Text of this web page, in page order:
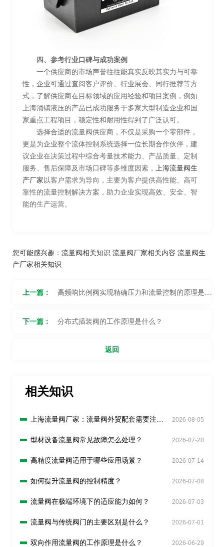
四、参考行业口碑与成功案例
一个供应商的市场声誉往往能真实反映其实力与可靠
性，企业可通过查阅客户评价、行业展会、同行推荐等方
式，了解供应商在目标领域的应用经验和项目案例，例如
上海涌镇液压的产品已成功服务于多家大型制造企业和国
家重点工程项目，稳定性和耐用性得到了广泛认可。
选择合适的流量阀供应商，不仅是采购一个零部件，
更是为企业整个流体控制系统选择一位长期合作伙伴，建
议企业在决策过程中综合考量技术能力、产品质量、定制
服务、售后保障及市场口碑等多维度因素，
上海流量阀生
产厂家以客户需求为导向，主要为客户提供高性能、高可
靠性的流量控制解决方案，助力企业实现高效、安全、智
能的生产运营。
您可能感兴趣： 流量阀相关知识 流量阀厂家相关内容 流量阀生
产厂家相关知识
上一篇： 高频响比例阀实现精确压力和流量控制的原理是什
下一篇： 分布式插装阀的工作原理是什么？
返回
相关知识
上海流量阀厂家：流量阀外贸配套需要注意
2026-08-05
型材设备流量阀常见故障怎么处理？ 2026-07-20
高精度流量阀适用于哪些应用场景？ 2026-07-14
如何提升流量阀的控制精度？ 2026-07-08
流量阀在极端环境下的适应能力如何？ 2026-07-03
流量阀与传统阀门的主要区别是什么？ 2026-07-01
双向作用流量阀的工作原理是什么？ 2026-06-29